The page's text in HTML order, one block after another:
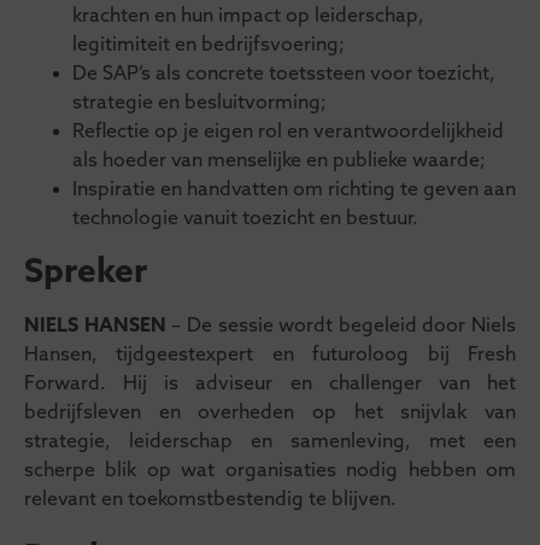
krachten en hun impact op leiderschap,
legitimiteit en bedrijfsvoering;
De SAP’s als concrete toetssteen voor toezicht,
strategie en besluitvorming;
Reflectie op je eigen rol en verantwoordelijkheid
als hoeder van menselijke en publieke waarde;
Inspiratie en handvatten om richting te geven aan
technologie vanuit toezicht en bestuur.
Spreker
NIELS HANSEN – De sessie wordt begeleid door Niels
Hansen, tijdgeestexpert en futuroloog bij Fresh
Forward. Hij is adviseur en challenger van het
bedrijfsleven en overheden op het snijvlak van
strategie, leiderschap en samenleving, met een
scherpe blik op wat organisaties nodig hebben om
relevant en toekomstbestendig te blijven.